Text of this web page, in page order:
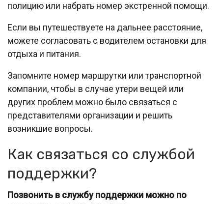
полицию или набрать номер экстренной помощи.
Если вы путешествуете на дальнее расстояние,
можете согласовать с водителем остановки для
отдыха и питания.
Запомните номер маршрутки или транспортной
компании, чтобы в случае утери вещей или
других проблем можно было связаться с
представителями организации и решить
возникшие вопросы.
Как связаться со службой
поддержки?
Позвонить в службу поддержки можно по